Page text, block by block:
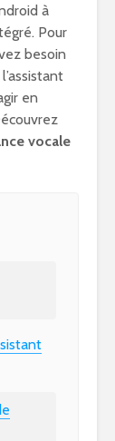
à
Pour
besoin
en
vocale